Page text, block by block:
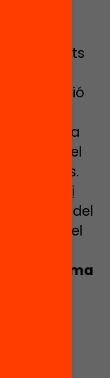
i
tenia
necessitats
subvenció
alumne.
fins a
i, en el
621 euros.
l’Estudi
, sorgit del
el
màxima
centres
la